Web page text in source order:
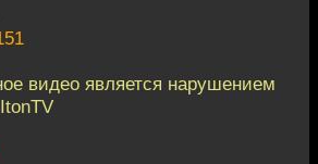
видео является нарушением